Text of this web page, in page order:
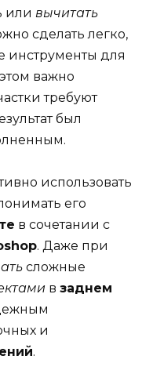
или вычитать
сделать легко,
инструменты для
важно
требуют
был
использовать
его
в сочетании с
. Даже при
сложные
в заднем
и
.